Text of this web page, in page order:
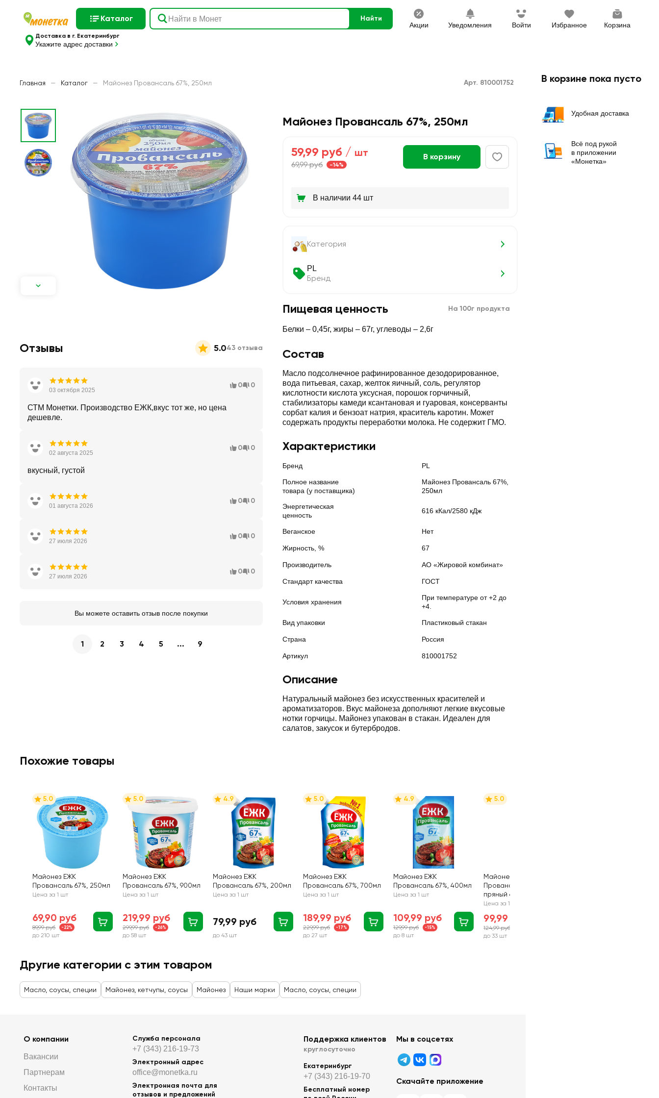
Каталог Найти
Акции Уведомления Войти Избранное Корзина
Доставка в г. Екатеринбург
Укажите адрес доставки
Главная — Каталог — Майонез Провансаль 67%, 250мл Арт. 810001752
Майонез Провансаль 67%, 250мл
59,99 руб / шт
69,99 руб -14%
В корзину
В наличии 44 шт
Категория
PL
Бренд
Пищевая ценность На 100г продукта
Белки – 0,45г, жиры – 67г, углеводы – 2,6г
Состав
Масло подсолнечное рафинированное дезодорированное,
вода питьевая, сахар, желток яичный, соль, регулятор
кислотности кислота уксусная, порошок горчичный,
стабилизаторы камеди ксантановая и гуаровая, консерванты
сорбат калия и бензоат натрия, краситель каротин. Может
содержать продукты переработки молока. Не содержит ГМО.
Характеристики
Бренд PL
Полное название
товара (у поставщика)
Майонез Провансаль 67%,
250мл
Энергетическая
ценность
616 кКал/2580 кДж
Веганское Нет
Жирность, % 67
Производитель АО «Жировой комбинат»
Стандарт качества ГОСТ
Условия хранения
При температуре от +2 до
+4.
Вид упаковки Пластиковый стакан
Страна Россия
Артикул 810001752
Описание
Натуральный майонез без искусственных красителей и
ароматизаторов. Вкус майонеза дополняют легкие вкусовые
нотки горчицы. Майонез упакован в стакан. Идеален для
салатов, закусок и бутербродов.
Отзывы 5.043 отзыва
03 октября 2025
0 0
СТМ Монетки. Производство ЕЖК,вкус тот же, но цена
дешевле.
02 августа 2025
0 0
вкусный, густой
01 августа 2026
0 0
27 июля 2026
0 0
27 июля 2026
0 0
Вы можете оставить отзыв после покупки
1 2 3 4 5 ... 9
Похожие товары
5.0
Майонез ЕЖК
Провансаль 67%, 250мл
Цена за 1 шт
69,90 руб
89,99 руб -22%
до 210 шт
5.0
Майонез ЕЖК
Провансаль 67%, 900мл
Цена за 1 шт
219,99 руб
299,99 руб -26%
до 58 шт
4.9
Майонез ЕЖК
Провансаль 67%, 200мл
Цена за 1 шт
79,99 руб
до 43 шт
5.0
Майонез ЕЖК
Провансаль 67%, 700мл
Цена за 1 шт
189,99 руб
229,99 руб -17%
до 27 шт
4.9
Майонез ЕЖК
Провансаль 67%, 400мл
Цена за 1 шт
109,99 руб
129,99 руб -15%
до 8 шт
5.0
Майонез ЕЖК
Провансаль Уральский
пряный 67%, 350мл
Цена за 1 шт
99,99 руб
124,99 руб
до 33 шт
Другие категории с этим товаром
Масло, соусы, специи Майонез, кетчупы, соусы Майонез Наши марки Масло, соусы, специи
О компании
Вакансии
Партнерам
Контакты
Служба персонала
+7 (343) 216-19-73
Электронный адрес
office@monetka.ru
Электронная почта для
отзывов и предложений
Поддержка клиентов
круглосуточно
Екатеринбург
+7 (343) 216-19-70
Бесплатный номер
Мы в соцсетях
Скачайте приложение
В корзине пока пусто
Удобная доставка
Всё под рукой
в приложении
«Монетка»